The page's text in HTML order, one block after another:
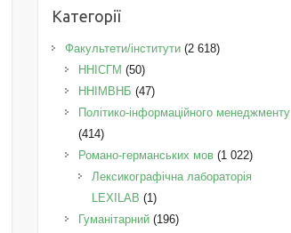
Категорії
Факультети/інститути(2 618)
ННІСГМ (50)
ННІМВНБ (47)
Політико-інформаційного менеджменту
(414)
Романо-германських мов(1 022)
Лексикографічна лабораторія
LEXILAB (1)
Гуманітарний(196)